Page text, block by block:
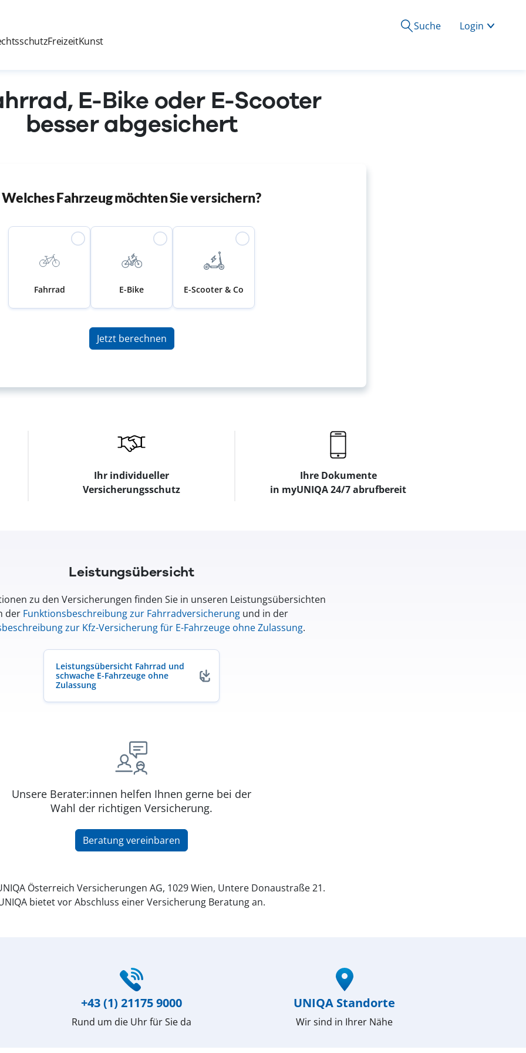
Suche
Login
FreizeitKunst
E-Bike oder E-Scooter
besser abgesichert
Welches Fahrzeug möchten Sie versichern?
Fahrrad E-Bike E-Scooter & Co
Jetzt berechnen
Ihr individueller
Versicherungsschutz
Ihre Dokumente
in myUNIQA 24/7 abrufbereit
Leistungsübersicht
zu den Versicherungen finden Sie in unseren Leistungsübersichten
der Funktionsbeschreibung zur Fahrradversicherung und in der
zur Kfz-Versicherung für E-Fahrzeuge ohne Zulassung.
Leistungsübersicht Fahrrad und
schwache E-Fahrzeuge ohne
Zulassung
Unsere Berater:innen helfen Ihnen gerne bei der
Wahl der richtigen Versicherung.
Beratung vereinbaren
Österreich Versicherungen AG, 1029 Wien, Untere Donaustraße 21.
bietet vor Abschluss einer Versicherung Beratung an.
+43 (1) 21175 9000
Rund um die Uhr für Sie da
UNIQA Standorte
Wir sind in Ihrer Nähe